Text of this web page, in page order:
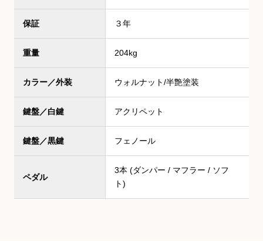
保証 ３年
重量 204kg
カラー／外装 ウォルナット/半艶塗装
鍵盤／白鍵 アクリペット
鍵盤／黒鍵 フェノール
ペダル
3本 (ダンパー / マフラー / ソフ
ト)